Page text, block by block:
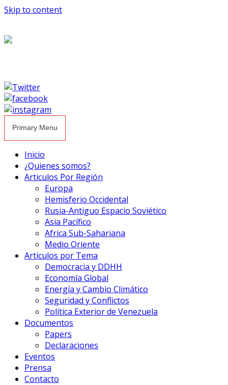
Skip to content
Primary Menu
Inicio
¿Quienes somos?
Articulos Por Región
Europa
Hemisferio Occidental
Rusia-Antiguo Espacio Soviético
Asia Pacífico
Africa Sub-Sahariana
Medio Oriente
Artículos por Tema
Democracia y DDHH
Economía Global
Energía y Cambio Climático
Seguridad y Conflictos
Política Exterior de Venezuela
Documentos
Papers
Declaraciones
Eventos
Prensa
Contacto